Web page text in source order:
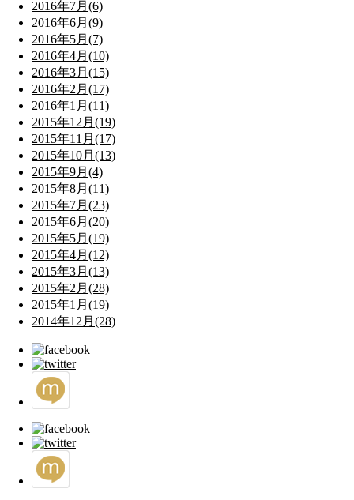
2016年7月(6)
2016年6月(9)
2016年5月(7)
2016年4月(10)
2016年3月(15)
2016年2月(17)
2016年1月(11)
2015年12月(19)
2015年11月(17)
2015年10月(13)
2015年9月(4)
2015年8月(11)
2015年7月(23)
2015年6月(20)
2015年5月(19)
2015年4月(12)
2015年3月(13)
2015年2月(28)
2015年1月(19)
2014年12月(28)